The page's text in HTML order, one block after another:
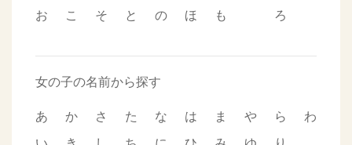
お
こ
そ
と
の
ほ
も
ろ
女の子の名前から探す
あ
か
さ
た
な
は
ま
や
ら
わ